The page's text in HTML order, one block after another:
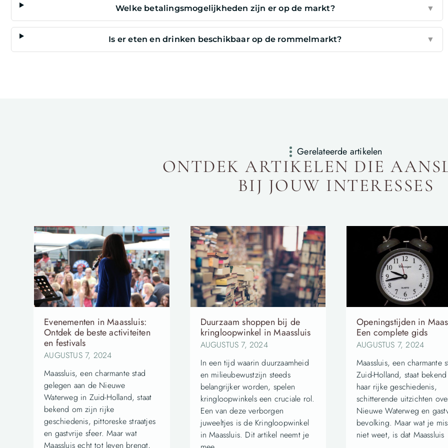
Welke betalingsmogelijkheden zijn er op de markt? ▼
Is er eten en drinken beschikbaar op de rommelmarkt? ▼
Gerelateerde artikelen
ONTDEK ARTIKELEN DIE
BIJ JOUW INTERESSES
Evenementen in Maassluis:
Ontdek de beste activiteiten
en festivals
AUGUSTUS 7, 2024
Maassluis, een charmante stad
gelegen aan de Nieuwe
Waterweg in Zuid-Holland, staat
bekend om zijn rijke
geschiedenis, pittoreske straatjes
en gastvrije sfeer. Maar wat
Maassluis echt tot leven brengt,
Duurzaam shoppen bij de
kringloopwinkel in Maassluis
AUGUSTUS 7, 2024
In een tijd waarin duurzaamheid
en milieubewustzijn steeds
belangrijker worden, spelen
kringloopwinkels een cruciale rol.
Een van deze verborgen
juweeltjes is de Kringloopwinkel
in Maassluis. Dit artikel neemt je
Openingstijden in
Een complete gids
AUGUSTUS 7, 2024
Maassluis, een charmante
Zuid-Holland, staat
haar rijke geschiedenis,
schitterende uitzichten
Nieuwe Waterweg en
bevolking. Maar wat je
niet weet, is dat Maassluis